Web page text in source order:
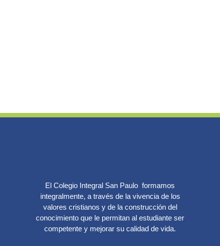
El Colegio Integral San Paulo formamos
integralmente, a través de la vivencia de los
valores cristianos y de la construcción del
conocimiento que le permitan al estudiante ser
competente y mejorar su calidad de vida.